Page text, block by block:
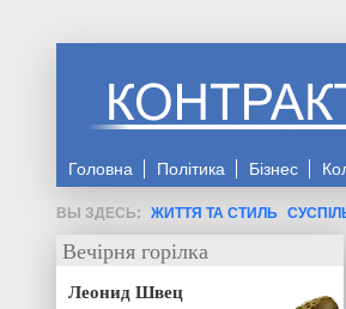
Головна Політика Бізнес
ЖИТТЯ ТА СТИЛЬ
Вечірня горілка
Леонид Швец